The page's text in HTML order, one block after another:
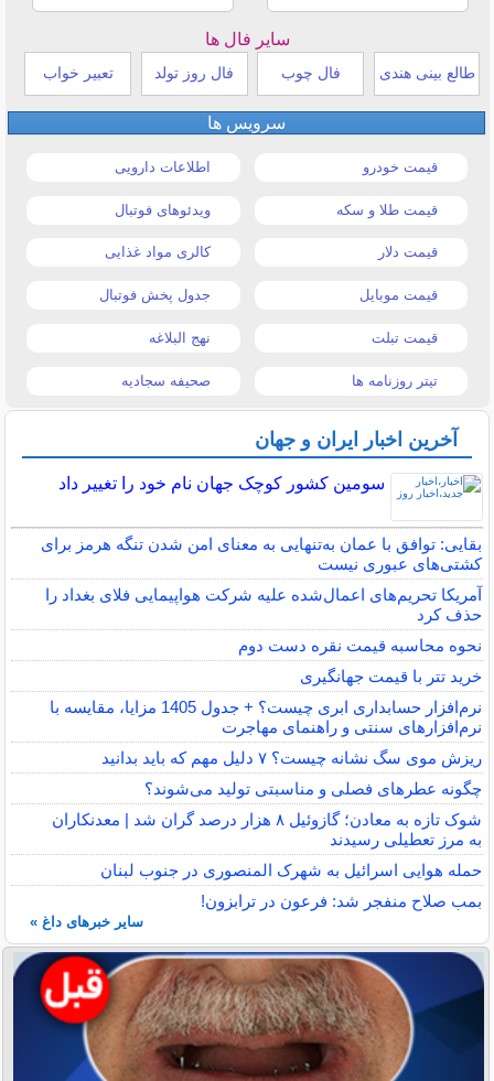
سایر فال ها
طالع بینی هندی فال چوب فال روز تولد تعبیر خواب
سرویس ها
قیمت خودرو اطلاعات دارویی
قیمت طلا و سکه ویدئوهای فوتبال
قیمت دلار کالری مواد غذایی
قیمت موبایل جدول پخش فوتبال
قیمت تبلت نهج البلاغه
تیتر روزنامه ها صحیفه سجادیه
آخرین اخبار ایران و جهان
سومین کشور کوچک جهان نام خود را تغییر داد
بقایی: توافق با عمان به‌تنهایی به معنای امن شدن تنگه هرمز برای
کشتی‌های عبوری نیست
آمریکا تحریم‌های اعمال‌شده علیه شرکت هواپیمایی فلای بغداد را
حذف کرد
نحوه محاسبه قیمت نقره دست دوم
خرید تتر با قیمت جهانگیری
نرم‌افزار حسابداری ابری چیست؟ + جدول 1405 مزایا، مقایسه با
نرم‌افزارهای سنتی و راهنمای مهاجرت
ریزش موی سگ نشانه چیست؟ ۷ دلیل مهم که باید بدانید
چگونه عطرهای فصلی و مناسبتی تولید می‌شوند؟
شوک تازه به معادن؛ گازوئیل ۸ هزار درصد گران شد | معدنکاران
به مرز تعطیلی رسیدند
حمله هوایی اسرائیل به شهرک المنصوری در جنوب لبنان
بمب صلاح منفجر شد: فرعون در ترابزون!
سایر خبرهای داغ »